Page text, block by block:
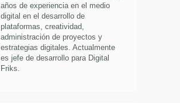
años de experiencia en el medio
digital en el desarrollo de
plataformas, creatividad,
administración de proyectos y
estrategias digitales. Actualmente
es jefe de desarrollo para Digital
Friks.